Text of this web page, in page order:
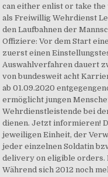
can either enlist or take the
als Freiwillig Wehrdienst
den Laufbahnen der
Offiziere: Vor dem Start
zuerst einen
Auswahlverfahren dauert
von bundesweit acht
ab 01.09.2020
ermöglicht jungen
Wehrdienstleistende bei
dienen. Jetzt informieren!
jeweiligen Einheit, der
jeder einzelnen Soldatin
delivery on eligible orders.
Während sich 2012 noch